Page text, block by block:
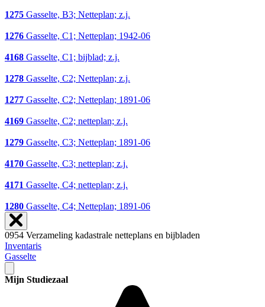
1275 Gasselte, B3; Netteplan; z.j.
1276 Gasselte, C1; Netteplan; 1942-06
4168 Gasselte, C1; bijblad; z.j.
1278 Gasselte, C2; Netteplan; z.j.
1277 Gasselte, C2; Netteplan; 1891-06
4169 Gasselte, C2; netteplan; z.j.
1279 Gasselte, C3; Netteplan; 1891-06
4170 Gasselte, C3; netteplan; z.j.
4171 Gasselte, C4; netteplan; z.j.
1280 Gasselte, C4; Netteplan; 1891-06
0954 Verzameling kadastrale netteplans en bijbladen
Inventaris
Gasselte
Mijn Studiezaal